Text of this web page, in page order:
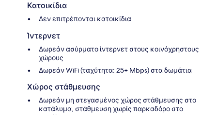
Κατοικίδια
Δεν επιτρέπονται κατοικίδια
Ίντερνετ
Δωρεάν ασύρματο ίντερνετ στους κοινόχρηστους
χώρους
Δωρεάν WiFi (ταχύτητα: 25+ Mbps) στα δωμάτια
Χώρος στάθμευσης
Δωρεάν μη στεγασμένος χώρος στάθμευσης στο
κατάλυμα, στάθμευση χωρίς παρκαδόρο στο